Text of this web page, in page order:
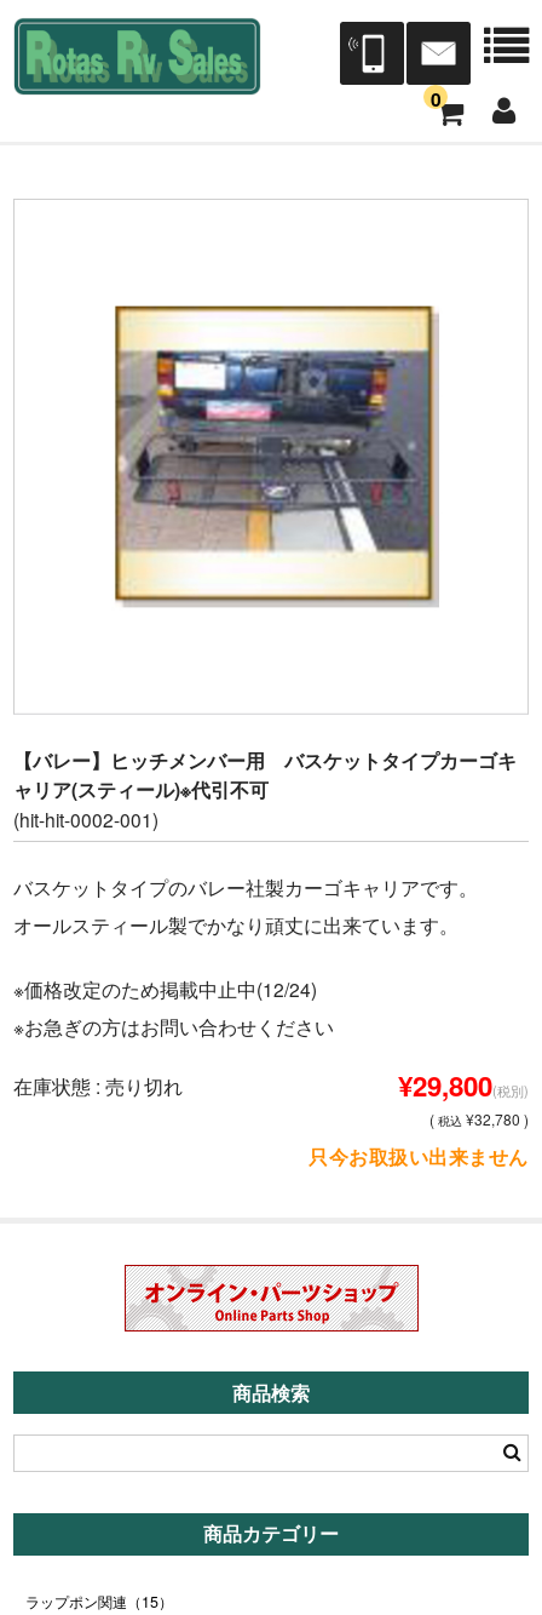
0
本社三芳展示場/三芳工場
宮城営業所[Dr.RV仙台]（トレジャーアイランド）
Dr.RV東北（タック）
中部営業所[Dr.RV中部]
Dr.RV岐阜（福井自動車）
Flipper
ek cruise
MAMBOW
中古車情報
特装車
パーツショップ
【バレー】ヒッチメンバー用 バスケットタイプカーゴキ
ャリア(スティール)※代引不可
(hit-hit-0002-001)
バスケットタイプのバレー社製カーゴキャリアです。
オールスティール製でかなり頑丈に出来ています。
※価格改定のため掲載中止中(12/24)
※お急ぎの方はお問い合わせください
在庫状態 : 売り切れ ¥29,800(税別)
( 税込 ¥32,780 )
只今お取扱い出来ません
商品検索
商品カテゴリー
ラップポン関連 （15）